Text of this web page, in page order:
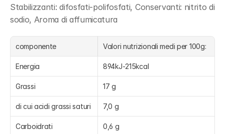
Stabilizzanti: difosfati-polifosfati, Conservanti: nitrito di
sodio, Aroma di affumicatura
componente Valori nutrizionali medi per 100g:
Energia 894kJ-215kcal
Grassi 17 g
di cui acidi grassi saturi 7,0 g
Carboidrati 0,6 g